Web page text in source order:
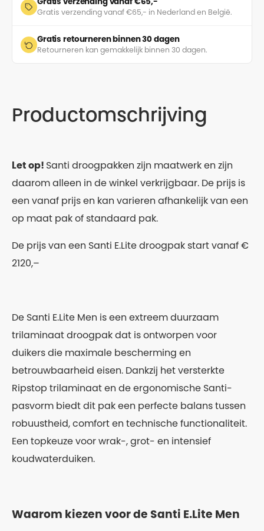
Gratis verzending vanaf €65,- in Nederland en België.
Gratis retourneren binnen 30 dagen
Retourneren kan gemakkelijk binnen 30 dagen.
Productomschrijving
Let op! Santi droogpakken zijn maatwerk en zijn
daarom alleen in de winkel verkrijgbaar. De prijs is
een vanaf prijs en kan varieren afhankelijk van een
op maat pak of standaard pak.
De prijs van een Santi E.Lite droogpak start vanaf €
2120,–
De Santi E.Lite Men is een extreem duurzaam
trilaminaat droogpak dat is ontworpen voor
duikers die maximale bescherming en
betrouwbaarheid eisen. Dankzij het versterkte
Ripstop trilaminaat en de ergonomische Santi-
pasvorm biedt dit pak een perfecte balans tussen
robuustheid, comfort en technische functionaliteit.
Een topkeuze voor wrak-, grot- en intensief
koudwaterduiken.
Waarom kiezen voor de Santi E.Lite Men